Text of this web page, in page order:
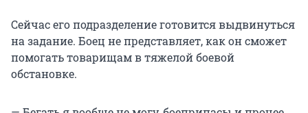
Сейчас его подразделение готовится выдвинуться
на задание. Боец не представляет, как он сможет
помогать товарищам в тяжелой боевой
обстановке.